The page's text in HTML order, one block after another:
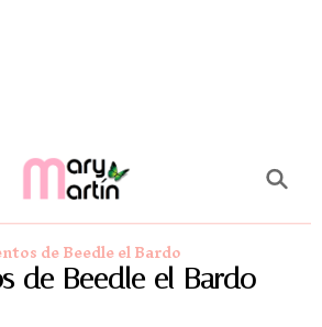
Novela Romántica y Lifestyle
de Beedle el Bardo
de Beedle el Bardo